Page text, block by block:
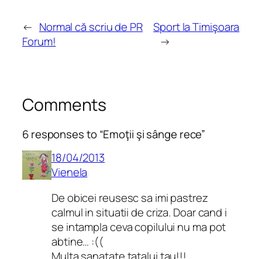
← Normal că scriu de PR
Forum!
Sport la Timişoara
→
Comments
6 responses to “Emoţii şi sânge rece”
18/04/2013
Vienela
De obicei reusesc sa imi pastrez
calmul in situatii de criza. Doar cand i
se intampla ceva copilului nu ma pot
abtine… :((
Multa sanatate tatalui tau!!!